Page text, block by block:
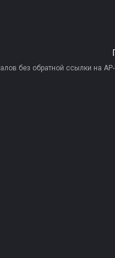
без обратной ссылки на